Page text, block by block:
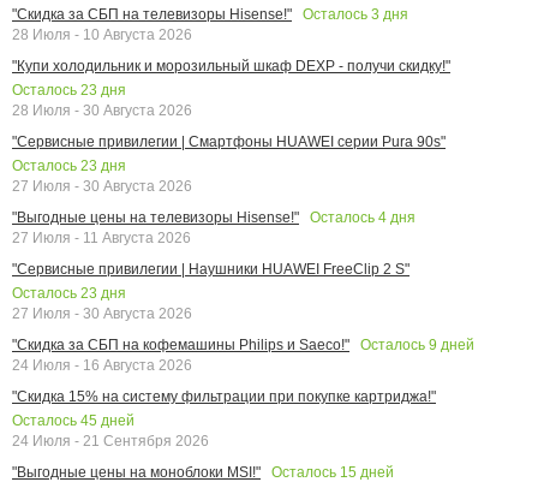
"Скидка за СБП на телевизоры Hisense!"
Осталось 3 дня
28 Июля - 10 Августа 2026
"Купи холодильник и морозильный шкаф DEXP - получи скидку!"
Осталось 23 дня
28 Июля - 30 Августа 2026
"Сервисные привилегии | Смартфоны HUAWEI серии Pura 90s"
Осталось 23 дня
27 Июля - 30 Августа 2026
"Выгодные цены на телевизоры Hisense!"
Осталось 4 дня
27 Июля - 11 Августа 2026
"Сервисные привилегии | Наушники HUAWEI FreeClip 2 S"
Осталось 23 дня
27 Июля - 30 Августа 2026
"Скидка за СБП на кофемашины Philips и Saeco!"
Осталось 9 дней
24 Июля - 16 Августа 2026
"Скидка 15% на систему фильтрации при покупке картриджа!"
Осталось 45 дней
24 Июля - 21 Сентября 2026
"Выгодные цены на моноблоки MSI!"
Осталось 15 дней